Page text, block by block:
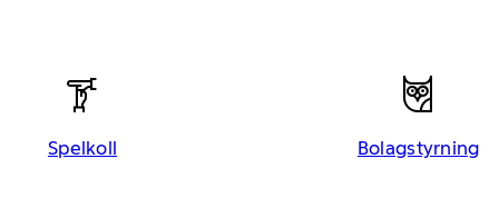
Spelkoll Bolagstyrning